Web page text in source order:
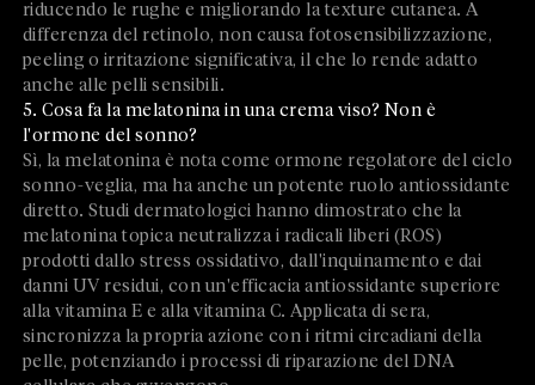
riducendo le rughe e migliorando la texture cutanea. A
differenza del retinolo, non causa fotosensibilizzazione,
peeling o irritazione significativa, il che lo rende adatto
anche alle pelli sensibili.
5. Cosa fa la melatonina in una crema viso? Non è
l'ormone del sonno?
Sì, la melatonina è nota come ormone regolatore del ciclo
sonno-veglia, ma ha anche un potente ruolo antiossidante
diretto. Studi dermatologici hanno dimostrato che la
melatonina topica neutralizza i radicali liberi (ROS)
prodotti dallo stress ossidativo, dall'inquinamento e dai
danni UV residui, con un'efficacia antiossidante superiore
alla vitamina E e alla vitamina C. Applicata di sera,
sincronizza la propria azione con i ritmi circadiani della
pelle, potenziando i processi di riparazione del DNA